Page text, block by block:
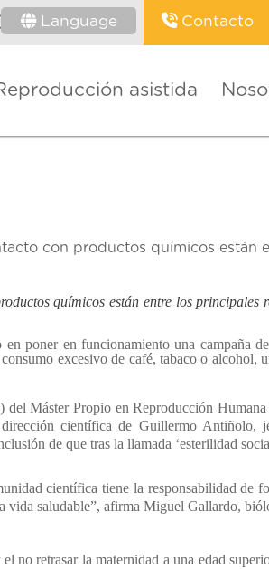
Contacto
Language
asistida
con productos químicos están
químicos están entre los principales
poner en funcionamiento una campaña
excesivo de café, tabaco o alcohol,
del Máster Propio en Reproducción Humana
científica de Guillermo Antiñolo,
de que tras la llamada ‘esterilidad
científica tiene la responsabilidad de
saludable”, afirma Miguel Gallardo,
no retrasar la maternidad a una edad